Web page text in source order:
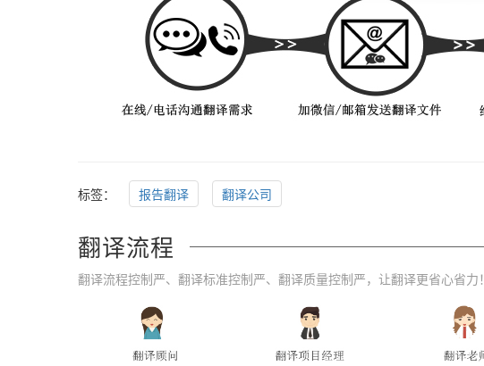
标签： 报告翻译 翻译公司
翻译流程
翻译流程控制严、翻译标准控制严、翻译质量控制严，让翻译更省心省力！